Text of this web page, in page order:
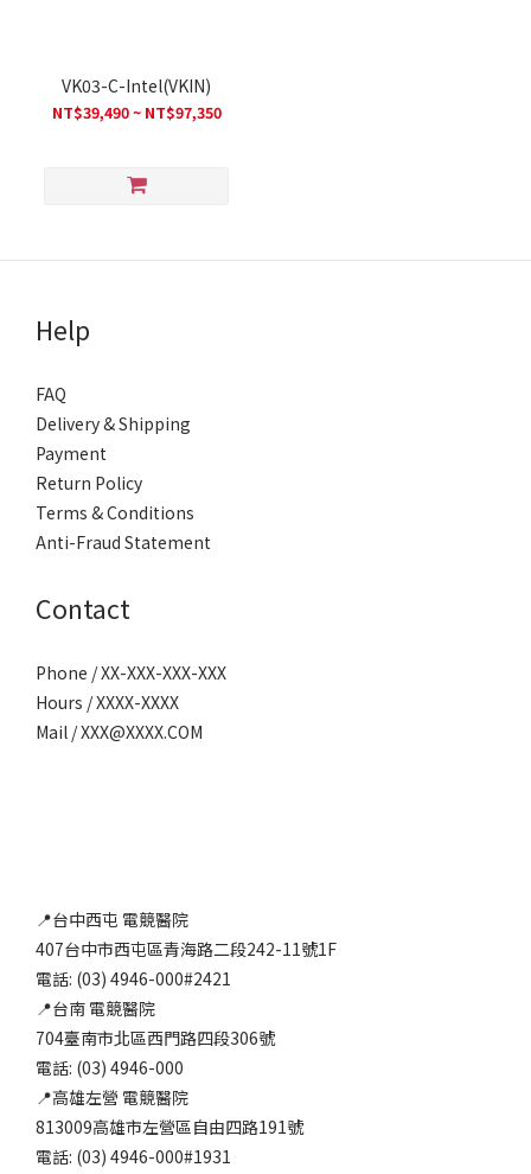
VK03-C-Intel(VKIN)
NT$39,490 ~ NT$97,350
Help
FAQ
Delivery & Shipping
Payment
Return Policy
Terms & Conditions
Anti-Fraud Statement
Contact
Phone / XX-XXX-XXX-XXX
Hours / XXXX-XXXX
Mail / XXX@XXXX.COM
📍台中西屯 電競醫院
407台中市西屯區青海路二段242-11號1F
電話: (03) 4946-000#2421
📍台南 電競醫院
704臺南市北區西門路四段306號
電話: (03) 4946-000
📍高雄左營 電競醫院
813009高雄市左營區自由四路191號
電話: (03) 4946-000#1931